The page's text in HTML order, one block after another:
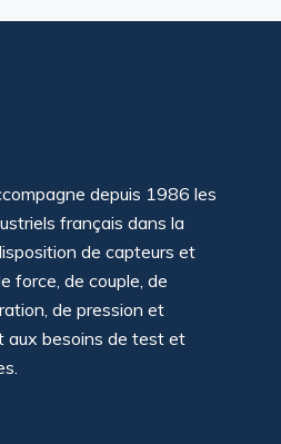
depuis 1986 les
français dans la
de capteurs et
force, de couple, de
de pression et
aux besoins de test et